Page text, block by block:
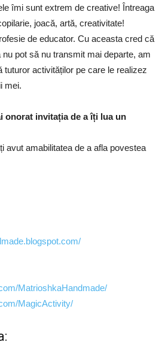
îmi sunt extrem de creative! Întreaga
joacă, artă, creativitate!
de educator. Cu aceasta cred că
pot să nu transmit mai departe, am
tuturor activităților pe care le realizez
mei.
onorat invitația de a îți lua un
avut amabilitatea de a afla povestea
MatrioshkaHandmade/
MagicActivity/